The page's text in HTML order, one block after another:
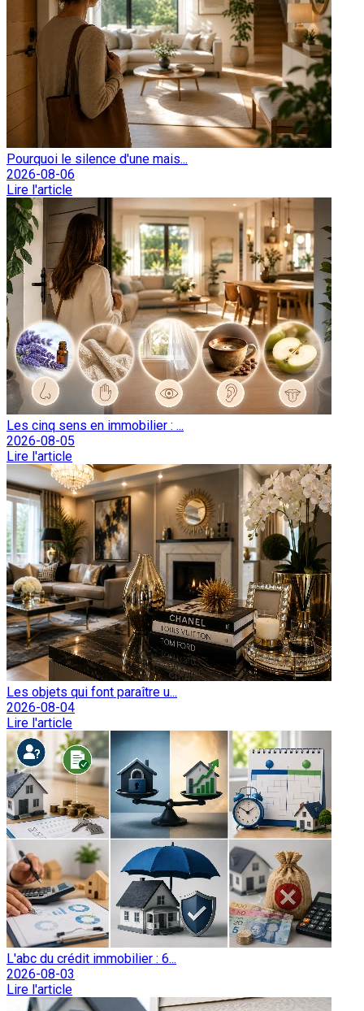
Pourquoi le silence d'une mais...
2026-08-06
Lire l'article
Les cinq sens en immobilier : ...
2026-08-05
Lire l'article
Les objets qui font paraître u...
2026-08-04
Lire l'article
L'abc du crédit immobilier : 6...
2026-08-03
Lire l'article